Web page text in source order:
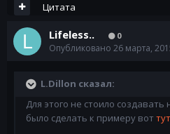
Цитата
Lifeless.. 0
Опубликовано 26 марта,
L.Dillon сказал:
Для этого не стоило
было сделать к примеру вот тут